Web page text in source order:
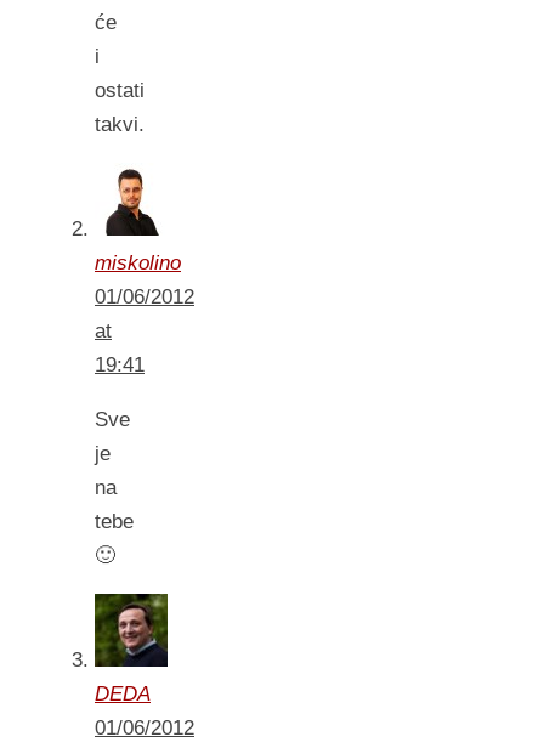
će
i
ostati
takvi.
miskolino
01/06/2012
at
19:41
Sve
je
na
tebe
🙂
DEDA
01/06/2012